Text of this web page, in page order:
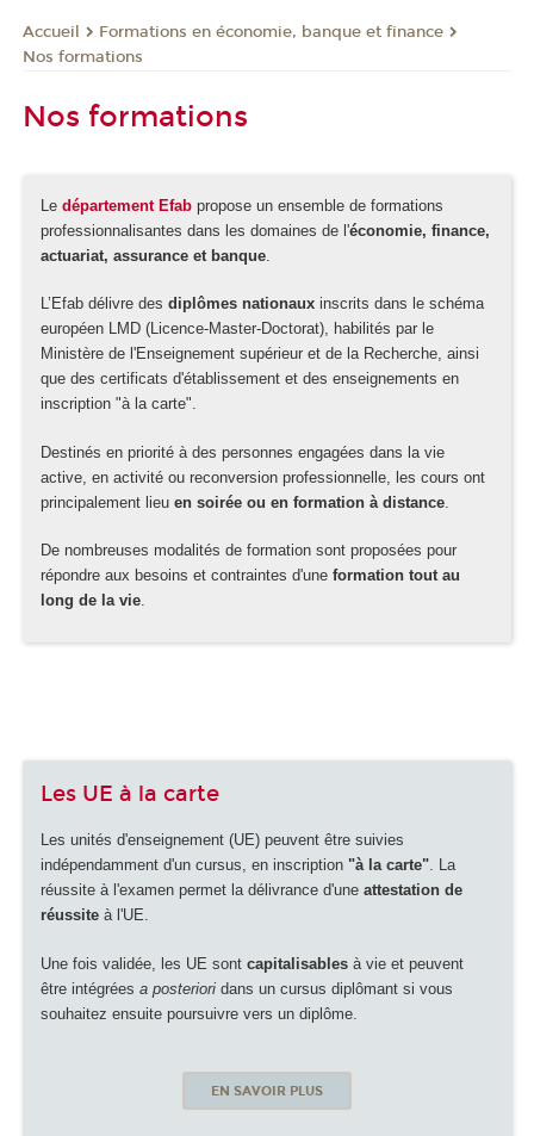
Accueil
Formations en économie, banque et finance
Nos formations
Nos formations
Le département Efab propose un ensemble de formations
professionnalisantes dans les domaines de l'économie, finance,
actuariat, assurance et banque
L’Efab délivre des diplômes nationaux inscrits dans le schéma
européen LMD (Licence-Master-Doctorat), habilités par le
Ministère de l'Enseignement supérieur et de la Recherche, ainsi
que des certificats d'établissement et des enseignements en
inscription "à la carte".
Destinés en priorité à des personnes engagées dans la vie
active, en activité ou reconversion professionnelle, les cours ont
principalement lieu en soirée ou en formation à distance
De nombreuses modalités de formation sont proposées pour
répondre aux besoins et contraintes d'une formation tout au
long de la vie.
Les UE à la carte
Les unités d'enseignement (UE) peuvent être suivies
indépendamment d'un cursus, en inscription "à la carte". La
réussite à l'examen permet la délivrance d'une attestation de
réussite à l'UE.
Une fois validée, les UE sont capitalisables à vie et peuvent
être intégrées a posteriori dans un cursus diplômant si vous
souhaitez ensuite poursuivre vers un diplôme.
EN SAVOIR PLUS